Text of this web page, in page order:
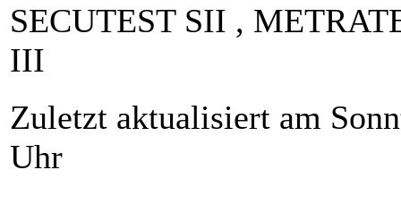
SECUTEST SII ,
III
Zuletzt aktualisiert am
Uhr